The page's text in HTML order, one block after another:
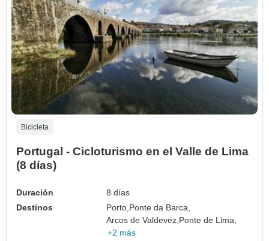
Bicicleta
Portugal - Cicloturismo en el Valle de Lima
(8 días)
Duración
8 días
Destinos
Porto, Ponte da Barca,
Arcos de Valdevez, Ponte de Lima,
+2 más